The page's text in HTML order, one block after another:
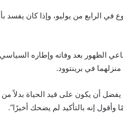
في الرابع من يوليو، وإذا كان
الظهور بعد وفاته وإطاره
في برينتوود.
يفضل أن يكون على قيد الحياة بدلاً
إنه بالتأكيد لم يضحك أخيرًا”.